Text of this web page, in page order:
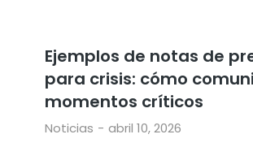
Ejemplos de notas de
para crisis: cómo
momentos críticos
Noticias abril 10, 2026